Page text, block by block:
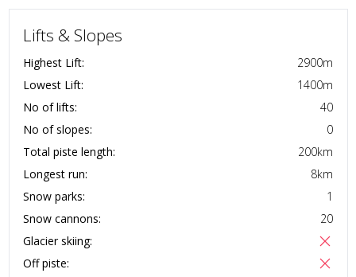
Lifts & Slopes
Highest Lift: 2900m
Lowest Lift:
1400m
No of lifts:
40
No of slopes:
0
Total piste length:
200km
Longest run:
8km
Snow parks:
1
Snow cannons:
20
Glacier skiing:
Off piste: